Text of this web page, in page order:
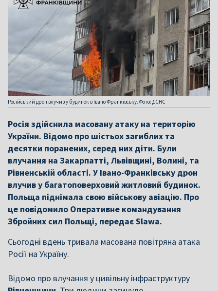
Російський дрон влучив у будинок в Івано-Франківську. Фото: ДСНС
Росія здійснила масовану атаку на територію
України. Відомо про шістьох загиблих та
десятки поранених, серед них діти. Були
влучання на Закарпатті, Львівщині, Волині, та
Рівненській області. У Івано-Франківську дрон
влучив у багатоповерховий житловий будинок.
Польща піднімала свою військову авіацію. Про
це повідомило Оперативне командування
Збройних сил Польщі, передає Slawa.
Сьогодні вдень тривала масована повітряна атака
Росії на Україну.
Відомо про влучання у цивільну інфраструктуру